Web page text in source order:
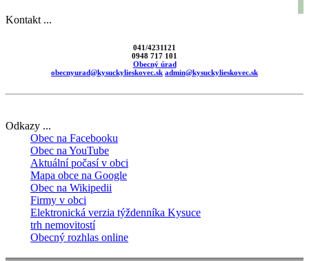
Kontakt ...
041/4231121
0948 717 101
Obecný úrad
obecnyurad@kysuckylieskovec.sk admin@kysuckylieskovec.sk
Odkazy ...
Obec na Facebooku
Obec na YouTube
Aktuální počasí v obci
Mapa obce na Google
Obec na Wikipedii
Firmy v obci
Elektronická verzia týždenníka Kysuce
trh nemovitostí
Obecný rozhlas online